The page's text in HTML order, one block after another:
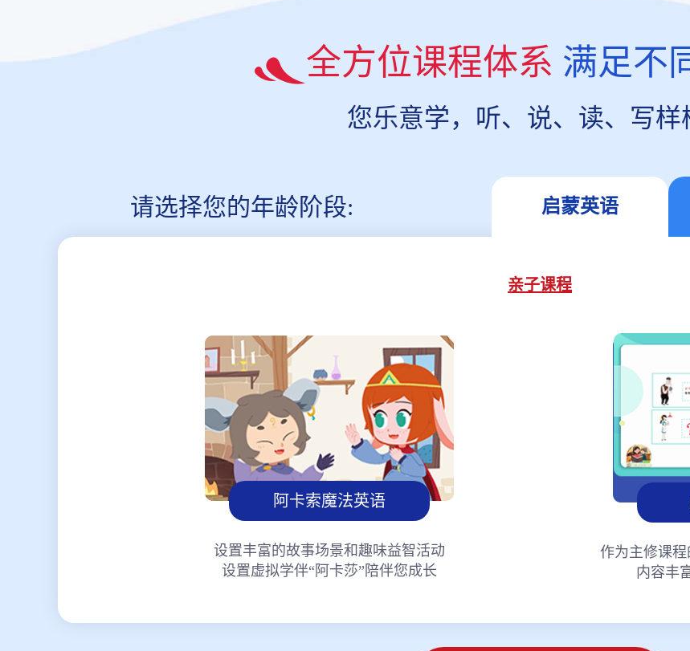
全方位课程体系 满足不
您乐意学，听、说、读、写样
请选择您的年龄阶段: 启蒙英语
亲子课程
阿卡索魔法英语
设置丰富的故事场景和趣味益智活动
设置虚拟学伴“阿卡莎”陪伴您成长
作为主修课
内容丰